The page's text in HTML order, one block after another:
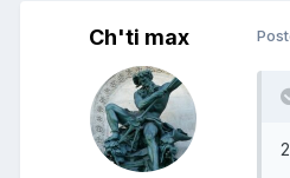
Ch'ti max